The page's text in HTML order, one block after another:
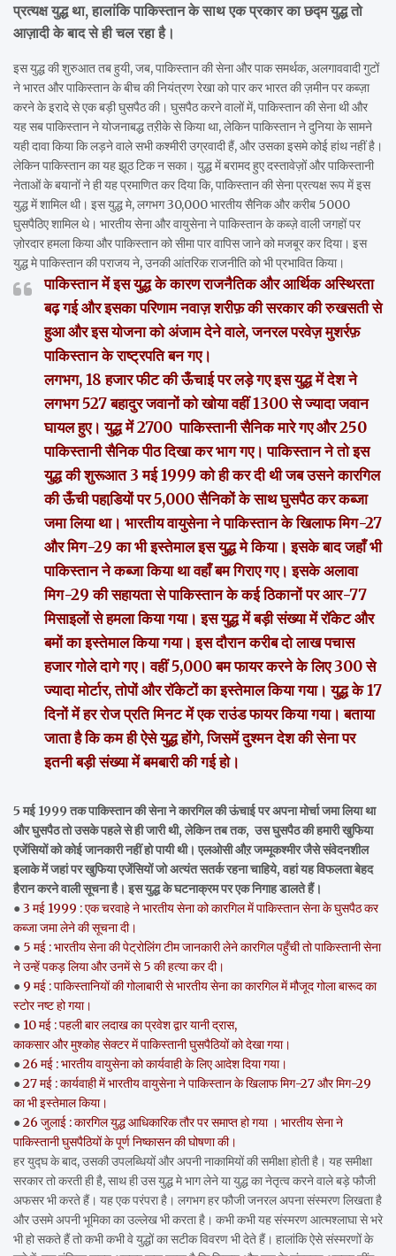
प्रत्यक्ष युद्ध था, हालांकि पाकिस्तान के साथ एक प्रकार का छद्म युद्ध तो
आज़ादी के बाद से ही चल रहा है।
इस युद्ध की शुरुआत तब हुयी, जब, पाकिस्तान की सेना और पाक समर्थक, अलगाववादी गुटों
ने भारत और पाकिस्तान के बीच की नियंत्रण रेखा को पार कर भारत की ज़मीन पर कब्ज़ा
करने के इरादे से एक बड़ी घुसपैठ की। घुसपैठ करने वालों में, पाकिस्तान की सेना थी और
यह सब पाकिस्तान ने योजनाबद्ध तऱीके से किया था, लेकिन पाकिस्तान ने दुनिया के सामने
यही दावा किया कि लड़ने वाले सभी कश्मीरी उग्रवादी हैं, और उसका इसमे कोई हांथ नहीं है।
लेकिन पाकिस्तान का यह झूठ टिक न सका। युद्ध में बरामद हुए दस्तावेज़ों और पाकिस्तानी
नेताओं के बयानों ने ही यह प्रमाणित कर दिया कि, पाकिस्तान की सेना प्रत्यक्ष रूप में इस
युद्ध में शामिल थी। इस युद्ध मे, लगभग 30,000 भारतीय सैनिक और करीब 5000
घुसपैठिए शामिल थे। भारतीय सेना और वायुसेना ने पाकिस्तान के कब्ज़े वाली जगहों पर
ज़ोरदार हमला किया और पाकिस्तान को सीमा पार वापिस जाने को मजबूर कर दिया। इस
युद्ध मे पाकिस्तान की पराजय ने, उनकी आंतरिक राजनीति को भी प्रभावित किया।
पाकिस्तान में इस युद्ध के कारण राजनैतिक और आर्थिक अस्थिरता
बढ़ गई और इसका परिणाम नवाज़ शरीफ़ की सरकार की रुखसती से
हुआ और इस योजना को अंजाम देने वाले, जनरल परवेज़ मुशर्रफ़
पाकिस्तान के राष्ट्रपति बन गए।
लगभग, 18 हजार फीट की ऊँचाई पर लड़े गए इस युद्ध में देश ने
लगभग 527 बहादुर जवानों को खोया वहीं 1300 से ज्यादा जवान
घायल हुए। युद्ध में 2700 पाकिस्तानी सैनिक मारे गए और 250
पाकिस्तानी सैनिक पीठ दिखा कर भाग गए। पाकिस्तान ने तो इस
युद्ध की शुरूआत 3 मई 1999 को ही कर दी थी जब उसने कारगिल
की ऊँची पहाडि़यों पर 5,000 सैनिकों के साथ घुसपैठ कर कब्जा
जमा लिया था। भारतीय वायुसेना ने पाकिस्तान के खिलाफ मिग-27
और मिग-29 का भी इस्तेमाल इस युद्ध मे किया। इसके बाद जहाँ भी
पाकिस्तान ने कब्जा किया था वहाँ बम गिराए गए। इसके अलावा
मिग-29 की सहायता से पाकिस्तान के कई ठिकानों पर आर-77
मिसाइलों से हमला किया गया। इस युद्ध में बड़ी संख्या में रॉकेट और
बमों का इस्तेमाल किया गया। इस दौरान करीब दो लाख पचास
हजार गोले दागे गए। वहीं 5,000 बम फायर करने के लिए 300 से
ज्यादा मोर्टार, तोपों और रॉकेटों का इस्तेमाल किया गया। युद्ध के 17
दिनों में हर रोज प्रति मिनट में एक राउंड फायर किया गया। बताया
जाता है कि कम ही ऐसे युद्ध होंगे, जिसमें दुश्मन देश की सेना पर
इतनी बड़ी संख्या में बमबारी की गई हो।
5 मई 1999 तक पाकिस्तान की सेना ने कारगिल की ऊंचाई पर अपना मोर्चा जमा लिया था
और घुसपैठ तो उसके पहले से ही जारी थी, लेकिन तब तक, उस घुसपैठ की हमारी खुफिया
एजेंसियों को कोई जानकारी नहीं हो पायी थी। एलओसी औऱ जम्मूकश्मीर जैसे संवेदनशील
इलाके में जहां पर खुफिया एजेंसियों जो अत्यंत सतर्क रहना चाहिये, वहां यह विफलता बेहद
हैरान करने वाली सूचना है। इस युद्ध के घटनाक्रम पर एक निगाह डालते हैं।
●3 मई 1999 : एक चरवाहे ने भारतीय सेना को कारगिल में पाकिस्तान सेना के घुसपैठ कर
कब्जा जमा लेने की सूचना दी।
● 5 मई : भारतीय सेना की पेट्रोलिंग टीम जानकारी लेने कारगिल पहुँची तो पाकिस्तानी सेना
ने उन्हें पकड़ लिया और उनमें से 5 की हत्या कर दी।
● 9 मई : पाकिस्तानियों की गोलाबारी से भारतीय सेना का कारगिल में मौजूद गोला बारूद का
स्टोर नष्ट हो गया।
● 10 मई : पहली बार लदाख का प्रवेश द्वार यानी द्रास,
काकसार और मुश्कोह सेक्टर में पाकिस्तानी घुसपैठियों को देखागया।
●26 मई : भारतीय वायुसेना को कार्यवाही के लिए आदेश दिया गया।
●27 मई : कार्यवाही में भारतीय वायुसेना ने पाकिस्तान के खिलाफ मिग-27 और मिग-29
का भी इस्तेमाल किया।
●26 जुलाई : कारगिल युद्ध आधिकारिक तौर पर समाप्त हो गया । भारतीय सेना ने
पाकिस्तानी घुसपैठियों के पूर्ण निष्कासन की घोषणा की।
हर युद्घ के बाद, उसकी उपलब्धियों और अपनी नाकामियों की समीक्षा होती है। यह समीक्षा
सरकार तो करती ही है, साथ ही उस युद्ध मे भाग लेने या युद्ध का नेतृत्व करने वाले बड़े फौजी
अफसर भी करते हैं। यह एक परंपरा है। लगभग हर फौजी जनरल अपना संस्मरण लिखता है
और उसमे अपनी भूमिका का उल्लेख भी करता है। कभी कभी यह संस्मरण आत्मश्लाघा से भरे
भी हो सकते हैं तो कभी कभी वे युद्धों का सटीक विवरण भी देते हैं। हालांकि ऐसे संस्मरणों के